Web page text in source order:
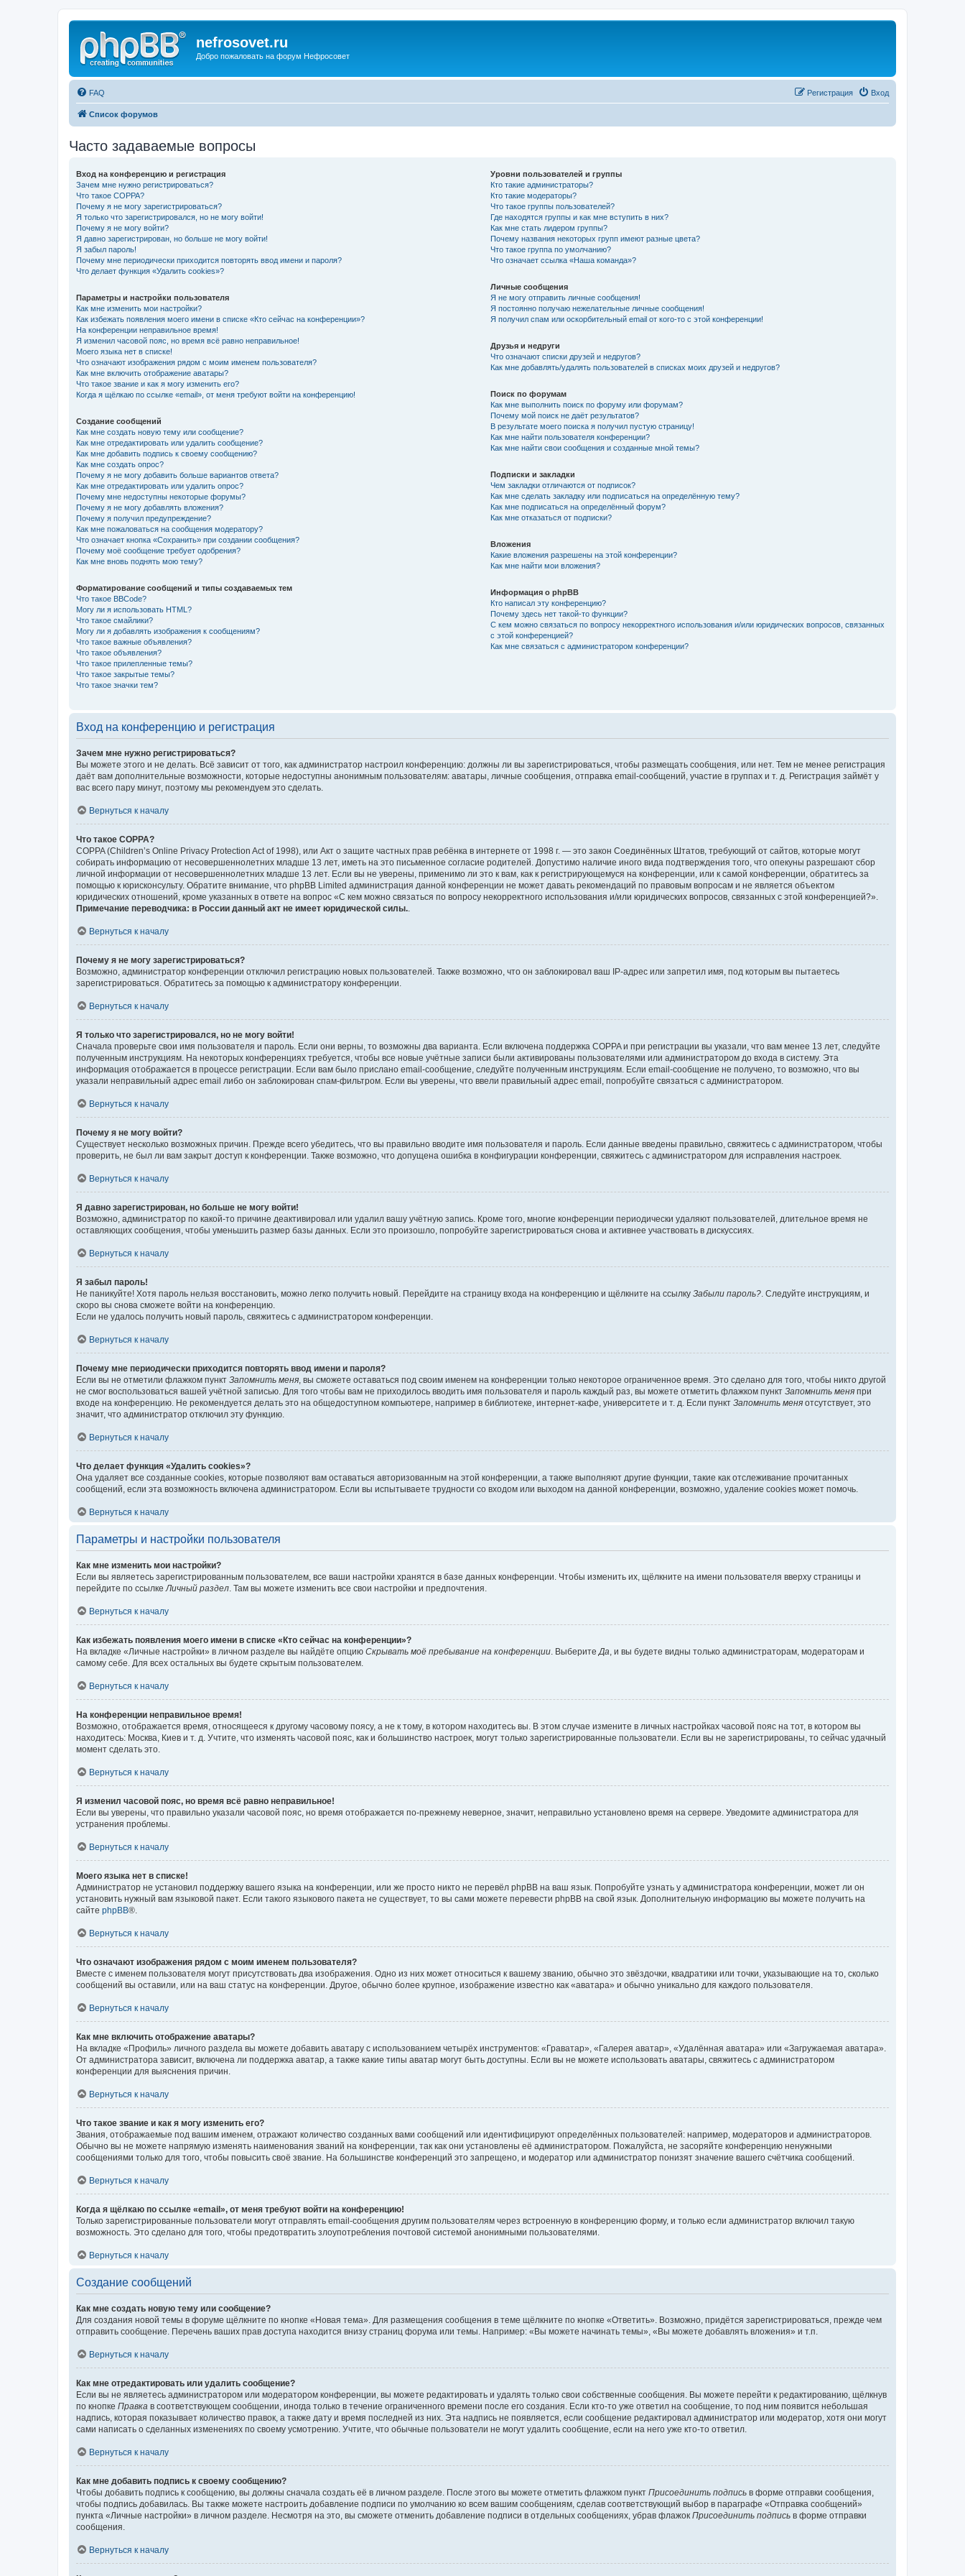
nefrosovet.ru
Добро пожаловать на форум Нефросовет
FAQ Вход
Регистрация
Список форумов
Часто задаваемые вопросы
Вход на конференцию и регистрация
Зачем мне нужно регистрироваться?
Что такое COPPA?
Почему я не могу зарегистрироваться?
Я только что зарегистрировался, но не могу войти!
Почему я не могу войти?
Я давно зарегистрирован, но больше не могу войти!
Я забыл пароль!
Почему мне периодически приходится повторять ввод имени и пароля?
Что делает функция «Удалить cookies»?
Параметры и настройки пользователя
Как мне изменить мои настройки?
Как избежать появления моего имени в списке «Кто сейчас на конференции»?
На конференции неправильное время!
Я изменил часовой пояс, но время всё равно неправильное!
Моего языка нет в списке!
Что означают изображения рядом с моим именем пользователя?
Как мне включить отображение аватары?
Что такое звание и как я могу изменить его?
Когда я щёлкаю по ссылке «email», от меня требуют войти на конференцию!
Создание сообщений
Как мне создать новую тему или сообщение?
Как мне отредактировать или удалить сообщение?
Как мне добавить подпись к своему сообщению?
Как мне создать опрос?
Почему я не могу добавить больше вариантов ответа?
Как мне отредактировать или удалить опрос?
Почему мне недоступны некоторые форумы?
Почему я не могу добавлять вложения?
Почему я получил предупреждение?
Как мне пожаловаться на сообщения модератору?
Что означает кнопка «Сохранить» при создании сообщения?
Почему моё сообщение требует одобрения?
Как мне вновь поднять мою тему?
Форматирование сообщений и типы создаваемых тем
Что такое BBCode?
Могу ли я использовать HTML?
Что такое смайлики?
Могу ли я добавлять изображения к сообщениям?
Что такое важные объявления?
Что такое объявления?
Что такое прилепленные темы?
Что такое закрытые темы?
Что такое значки тем?
Уровни пользователей и группы
Кто такие администраторы?
Кто такие модераторы?
Что такое группы пользователей?
Где находятся группы и как мне вступить в них?
Как мне стать лидером группы?
Почему названия некоторых групп имеют разные цвета?
Что такое группа по умолчанию?
Что означает ссылка «Наша команда»?
Личные сообщения
Я не могу отправить личные сообщения!
Я постоянно получаю нежелательные личные сообщения!
Я получил спам или оскорбительный email от кого-то с этой конференции!
Друзья и недруги
Что означают списки друзей и недругов?
Как мне добавлять/удалять пользователей в списках моих друзей и недругов?
Поиск по форумам
Как мне выполнить поиск по форуму или форумам?
Почему мой поиск не даёт результатов?
В результате моего поиска я получил пустую страницу!
Как мне найти пользователя конференции?
Как мне найти свои сообщения и созданные мной темы?
Подписки и закладки
Чем закладки отличаются от подписок?
Как мне сделать закладку или подписаться на определённую тему?
Как мне подписаться на определённый форум?
Как мне отказаться от подписки?
Вложения
Какие вложения разрешены на этой конференции?
Как мне найти мои вложения?
Информация о phpBB
Кто написал эту конференцию?
Почему здесь нет такой-то функции?
С кем можно связаться по вопросу некорректного использования и/или юридических вопросов, связанных
с этой конференцией?
Как мне связаться с администратором конференции?
Вход на конференцию и регистрация
Зачем мне нужно регистрироваться?
Вы можете этого и не делать. Всё зависит от того, как администратор настроил конференцию: должны ли вы зарегистрироваться, чтобы размещать сообщения, или нет. Тем не менее регистрация
даёт вам дополнительные возможности, которые недоступны анонимным пользователям: аватары, личные сообщения, отправка email-сообщений, участие в группах и т. д. Регистрация займёт у
вас всего пару минут, поэтому мы рекомендуем это сделать.
Вернуться к началу
Что такое COPPA?
COPPA (Children’s Online Privacy Protection Act of 1998), или Акт о защите частных прав ребёнка в интернете от 1998 г. — это закон Соединённых Штатов, требующий от сайтов, которые могут
собирать информацию от несовершеннолетних младше 13 лет, иметь на это письменное согласие родителей. Допустимо наличие иного вида подтверждения того, что опекуны разрешают сбор
личной информации от несовершеннолетних младше 13 лет. Если вы не уверены, применимо ли это к вам, как к регистрирующемуся на конференции, или к самой конференции, обратитесь за
помощью к юрисконсульту. Обратите внимание, что phpBB Limited администрация данной конференции не может давать рекомендаций по правовым вопросам и не является объектом
юридических отношений, кроме указанных в ответе на вопрос «С кем можно связаться по вопросу некорректного использования и/или юридических вопросов, связанных с этой конференцией?».
Примечание переводчика: в России данный акт не имеет юридической силы.
Вернуться к началу
Почему я не могу зарегистрироваться?
Возможно, администратор конференции отключил регистрацию новых пользователей. Также возможно, что он заблокировал ваш IP-адрес или запретил имя, под которым вы пытаетесь
зарегистрироваться. Обратитесь за помощью к администратору конференции.
Вернуться к началу
Я только что зарегистрировался, но не могу войти!
Сначала проверьте свои имя пользователя и пароль. Если они верны, то возможны два варианта. Если включена поддержка COPPA и при регистрации вы указали, что вам менее 13 лет, следуйте
полученным инструкциям. На некоторых конференциях требуется, чтобы все новые учётные записи были активированы пользователями или администратором до входа в систему. Эта
информация отображается в процессе регистрации. Если вам было прислано email-сообщение, следуйте полученным инструкциям. Если email-сообщение не получено, то возможно, что вы
указали неправильный адрес email либо он заблокирован спам-фильтром. Если вы уверены, что ввели правильный адрес email, попробуйте связаться с администратором.
Вернуться к началу
Почему я не могу войти?
Существует несколько возможных причин. Прежде всего убедитесь, что вы правильно вводите имя пользователя и пароль. Если данные введены правильно, свяжитесь с администратором, чтобы
проверить, не был ли вам закрыт доступ к конференции. Также возможно, что допущена ошибка в конфигурации конференции, свяжитесь с администратором для исправления настроек.
Вернуться к началу
Я давно зарегистрирован, но больше не могу войти!
Возможно, администратор по какой-то причине деактивировал или удалил вашу учётную запись. Кроме того, многие конференции периодически удаляют пользователей, длительное время не
оставляющих сообщения, чтобы уменьшить размер базы данных. Если это произошло, попробуйте зарегистрироваться снова и активнее участвовать в дискуссиях.
Вернуться к началу
Я забыл пароль!
Не паникуйте! Хотя пароль нельзя восстановить, можно легко получить новый. Перейдите на страницу входа на конференцию и щёлкните на ссылку Забыли пароль? . Следуйте инструкциям, и
скоро вы снова сможете войти на конференцию.
Если не удалось получить новый пароль, свяжитесь с администратором конференции.
Вернуться к началу
Почему мне периодически приходится повторять ввод имени и пароля?
Если вы не отметили флажком пункт Запомнить меня , вы сможете оставаться под своим именем на конференции только некоторое ограниченное время. Это сделано для того, чтобы никто другой
не смог воспользоваться вашей учётной записью. Для того чтобы вам не приходилось вводить имя пользователя и пароль каждый раз, вы можете отметить флажком пункт Запомнить меня при
входе на конференцию. Не рекомендуется делать это на общедоступном компьютере, например в библиотеке, интернет-кафе, университете и т. д. Если пункт Запомнить меня отсутствует, это
значит, что администратор отключил эту функцию.
Вернуться к началу
Что делает функция «Удалить cookies»?
Она удаляет все созданные cookies, которые позволяют вам оставаться авторизованным на этой конференции, а также выполняют другие функции, такие как отслеживание прочитанных
сообщений, если эта возможность включена администратором. Если вы испытываете трудности со входом или выходом на данной конференции, возможно, удаление cookies может помочь.
Вернуться к началу
Параметры и настройки пользователя
Как мне изменить мои настройки?
Если вы являетесь зарегистрированным пользователем, все ваши настройки хранятся в базе данных конференции. Чтобы изменить их, щёлкните на имени пользователя вверху страницы и
перейдите по ссылке Личный раздел . Там вы можете изменить все свои настройки и предпочтения.
Вернуться к началу
Как избежать появления моего имени в списке «Кто сейчас на конференции»?
На вкладке «Личные настройки» в личном разделе вы найдёте опцию Скрывать моё пребывание на конференции . Выберите Да , и вы будете видны только администраторам, модераторам и
самому себе. Для всех остальных вы будете скрытым пользователем.
Вернуться к началу
На конференции неправильное время!
Возможно, отображается время, относящееся к другому часовому поясу, а не к тому, в котором находитесь вы. В этом случае измените в личных настройках часовой пояс на тот, в котором вы
находитесь: Москва, Киев и т. д. Учтите, что изменять часовой пояс, как и большинство настроек, могут только зарегистрированные пользователи. Если вы не зарегистрированы, то сейчас удачный
момент сделать это.
Вернуться к началу
Я изменил часовой пояс, но время всё равно неправильное!
Если вы уверены, что правильно указали часовой пояс, но время отображается по-прежнему неверное, значит, неправильно установлено время на сервере. Уведомите администратора для
устранения проблемы.
Вернуться к началу
Моего языка нет в списке!
Администратор не установил поддержку вашего языка на конференции, или же просто никто не перевёл phpBB на ваш язык. Попробуйте узнать у администратора конференции, может ли он
установить нужный вам языковой пакет. Если такого языкового пакета не существует, то вы сами можете перевести phpBB на свой язык. Дополнительную информацию вы можете получить на
сайте phpBB®.
Вернуться к началу
Что означают изображения рядом с моим именем пользователя?
Вместе с именем пользователя могут присутствовать два изображения. Одно из них может относиться к вашему званию, обычно это звёздочки, квадратики или точки, указывающие на то, сколько
сообщений вы оставили, или на ваш статус на конференции. Другое, обычно более крупное, изображение известно как «аватара» и обычно уникально для каждого пользователя.
Вернуться к началу
Как мне включить отображение аватары?
На вкладке «Профиль» личного раздела вы можете добавить аватару с использованием четырёх инструментов: «Граватар», «Галерея аватар», «Удалённая аватара» или «Загружаемая аватара».
От администратора зависит, включена ли поддержка аватар, а также какие типы аватар могут быть доступны. Если вы не можете использовать аватары, свяжитесь с администратором
конференции для выяснения причин.
Вернуться к началу
Что такое звание и как я могу изменить его?
Звания, отображаемые под вашим именем, отражают количество созданных вами сообщений или идентифицируют определённых пользователей: например, модераторов и администраторов.
Обычно вы не можете напрямую изменять наименования званий на конференции, так как они установлены её администратором. Пожалуйста, не засоряйте конференцию ненужными
сообщениями только для того, чтобы повысить своё звание. На большинстве конференций это запрещено, и модератор или администратор понизят значение вашего счётчика сообщений.
Вернуться к началу
Когда я щёлкаю по ссылке «email», от меня требуют войти на конференцию!
Только зарегистрированные пользователи могут отправлять email-сообщения другим пользователям через встроенную в конференцию форму, и только если администратор включил такую
возможность. Это сделано для того, чтобы предотвратить злоупотребления почтовой системой анонимными пользователями.
Вернуться к началу
Создание сообщений
Как мне создать новую тему или сообщение?
Для создания новой темы в форуме щёлкните по кнопке «Новая тема». Для размещения сообщения в теме щёлкните по кнопке «Ответить». Возможно, придётся зарегистрироваться, прежде чем
отправить сообщение. Перечень ваших прав доступа находится внизу страниц форума или темы. Например: «Вы можете начинать темы», «Вы можете добавлять вложения» и т.п.
Вернуться к началу
Как мне отредактировать или удалить сообщение?
Если вы не являетесь администратором или модератором конференции, вы можете редактировать и удалять только свои собственные сообщения. Вы можете перейти к редактированию, щёлкнув
по кнопке Правка в соответствующем сообщении, иногда только в течение ограниченного времени после его создания. Если кто-то уже ответил на сообщение, то под ним появится небольшая
надпись, которая показывает количество правок, а также дату и время последней из них. Эта надпись не появляется, если сообщение редактировал администратор или модератор, хотя они могут
сами написать о сделанных изменениях по своему усмотрению. Учтите, что обычные пользователи не могут удалить сообщение, если на него уже кто-то ответил.
Вернуться к началу
Как мне добавить подпись к своему сообщению?
Чтобы добавить подпись к сообщению, вы должны сначала создать её в личном разделе. После этого вы можете отметить флажком пункт Присоединить подпись в форме отправки сообщения,
чтобы подпись добавилась. Вы также можете настроить добавление подписи по умолчанию ко всем вашим сообщениям, сделав соответствующий выбор в параграфе «Отправка сообщений»
пункта «Личные настройки» в личном разделе. Несмотря на это, вы сможете отменить добавление подписи в отдельных сообщениях, убрав флажок Присоединить подпись в форме отправки
сообщения.
Вернуться к началу